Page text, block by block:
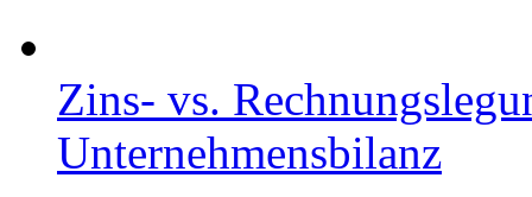
Zins- vs.
Unternehmensbilanz